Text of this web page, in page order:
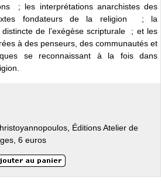
; les interprétations anarchistes des
fondateurs de la religion ; la
de l’exégèse scripturale ; et les
à des penseurs, des communautés et
se reconnaissant à la fois dans
Éditions Atelier de
6 euros